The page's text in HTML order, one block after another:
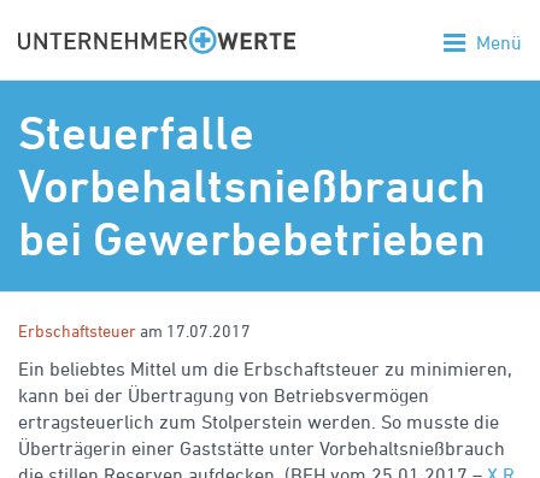
Menü
Steuerfalle
Vorbehaltsnießbrauch
bei Gewerbebetrieben
Erbschaftsteuer am 17.07.2017
Ein beliebtes Mittel um die Erbschaftsteuer zu minimieren,
kann bei der Übertragung von Betriebsvermögen
ertragsteuerlich zum Stolperstein werden. So musste die
Überträgerin einer Gaststätte unter Vorbehaltsnießbrauch